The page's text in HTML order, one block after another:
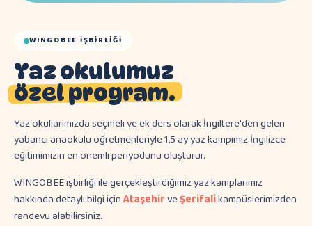
WINGOBEE İŞBIRLIĞI
Yaz okulumuz
özel program.
Yaz okullarımızda seçmeli ve ek ders olarak İngiltere'den gelen
yabancı anaokulu öğretmenleriyle 1,5 ay yaz kampımız İngilizce
eğitimimizin en önemli periyodunu oluşturur.
WINGOBEE işbirliği ile gerçekleştirdiğimiz yaz kamplarımız
hakkında detaylı bilgi içinAtaşehirveŞerifalikampüslerimizden
randevu alabilirsiniz.